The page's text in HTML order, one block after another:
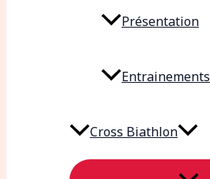
Présentation
Entrainements
Cross Biathlon